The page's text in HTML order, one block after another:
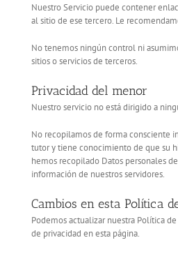
Nuestro Servicio puede contener
al sitio de ese tercero. Le
No tenemos ningún control ni
sitios o servicios de terceros.
Privacidad del menor
Nuestro servicio no está dirigido a
No recopilamos de forma consciente
tutor y tiene conocimiento de que su
hemos recopilado Datos personales
información de nuestros servidores.
Cambios en esta Política
Podemos actualizar nuestra Política
de privacidad en esta página.